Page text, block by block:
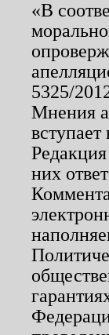
«В
5325/
Мнения
них